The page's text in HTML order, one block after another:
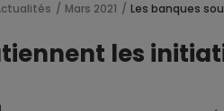
Mars 2021 Les banques
les